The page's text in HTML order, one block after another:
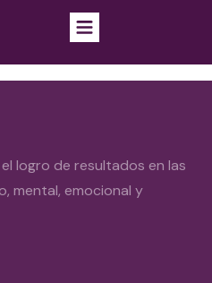
logro de resultados en las
mental, emocional y